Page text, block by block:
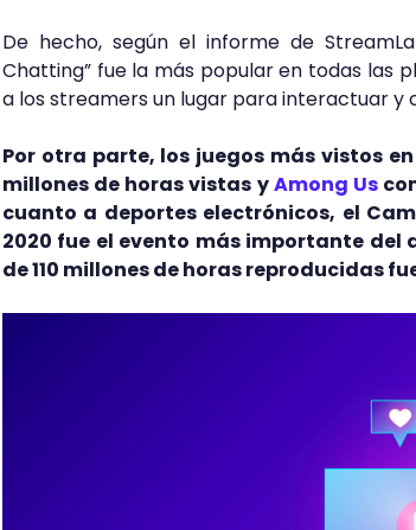
De hecho, según el informe de
Chatting” fue la más popular en todas las
a los streamers un lugar para interactuar y
Por otra parte, los juegos más vistos
millones de horas vistas yAmong Us
cuanto a deportes electrónicos, el
2020 fue el evento más importante del
de 110 millones de horas reproducidas